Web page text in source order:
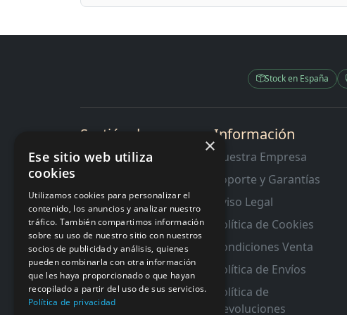
Stock en España
Sectión de
Interes
RMA y Garantias
Información
Nuestra Empresa
Soporte y Garantías
Aviso Legal
Política de Cookies
Condiciones Venta
Política de Envíos
Política de
Devoluciones
×
Ese sitio web utiliza
cookies
Utilizamos cookies para personalizar el
contenido, los anuncios y analizar nuestro
tráfico. También compartimos información
sobre su uso de nuestro sitio con nuestros
socios de publicidad y análisis, quienes
pueden combinarla con otra información
que les haya proporcionado o que hayan
recopilado a partir del uso de sus servicios.
Política de privacidad